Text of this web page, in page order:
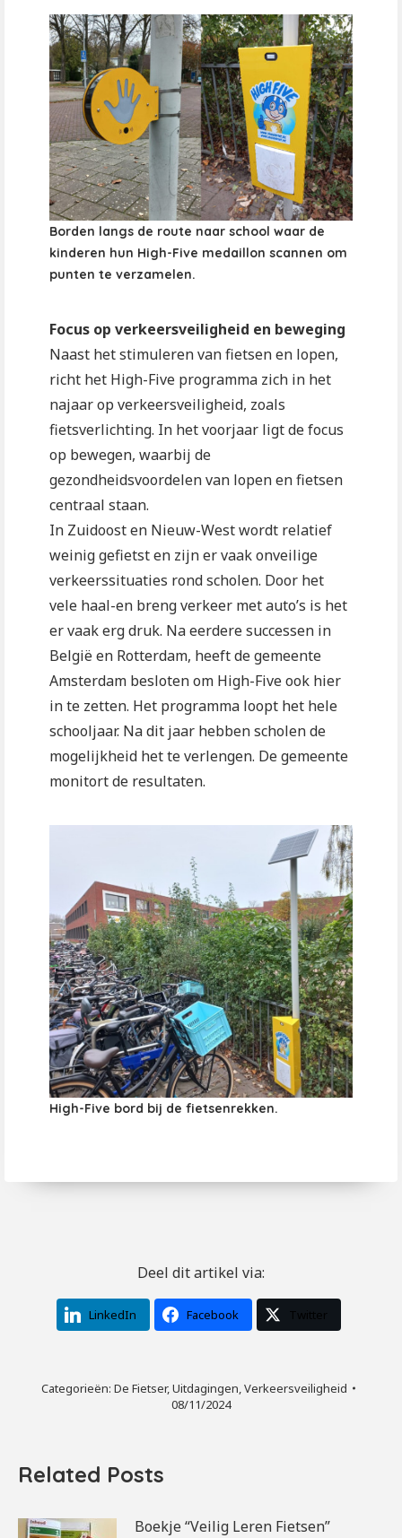
Borden langs de route naar school waar de
kinderen hun High-Five medaillon scannen om
punten te verzamelen.
Focus op verkeersveiligheid en beweging
Naast het stimuleren van fietsen en lopen,
richt het High-Five programma zich in het
najaar op verkeersveiligheid, zoals
fietsverlichting. In het voorjaar ligt de focus
op bewegen, waarbij de
gezondheidsvoordelen van lopen en fietsen
centraal staan.
In Zuidoost en Nieuw-West wordt relatief
weinig gefietst en zijn er vaak onveilige
verkeerssituaties rond scholen. Door het
vele haal-en breng verkeer met auto’s is het
er vaak erg druk. Na eerdere successen in
België en Rotterdam, heeft de gemeente
Amsterdam besloten om High-Five ook hier
in te zetten. Het programma loopt het hele
schooljaar. Na dit jaar hebben scholen de
mogelijkheid het te verlengen. De gemeente
monitort de resultaten.
High-Five bord bij de fietsenrekken.
Deel dit artikel via:
LinkedIn Facebook Twitter
Categorieën: De Fietser,Uitdagingen,Verkeersveiligheid
08/11/2024
Related Posts
Boekje “Veilig Leren Fietsen”